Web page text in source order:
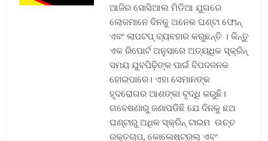
ଆଜିର ସୋସିଆଲ ମିଡିଆ ଯୁଗରେ
ଲୋକମାନେ ଦିନକୁ ଅନେକ ଘଣ୍ଟା ଫୋନ୍
ଏବଂ ଲାପଟପ୍ ବ୍ୟବହାର କରୁଛନ୍ତି । କିନ୍ତୁ
ଏକ ରିପୋର୍ଟ ଅନୁସାରେ ଅତ୍ୟଧିକ ସ୍କ୍ରିନ୍
ସମୟ ଯୁବପିଢ଼ିଙ୍କ ପାଇଁ ବିପଦଜନକ
ହୋଇପାରେ। ଏହା ସେମାନଙ୍କ
ହୃଦରୋଗର ଆଶଙ୍କା ବୃଦ୍ଧି କରୁଛି।
ଗବେଷଣାରୁ ଜଣାପଡିଛି ଯେ ଦିନକୁ ଛଅ
ଘଣ୍ଟାରୁ ଅଧିକ ସ୍କ୍ରିନ୍ ଟାଇମ ଉଚ୍ଚ
ରକ୍ତଚାପ, କୋଲେଷ୍ଟ୍ରଲ୍ ଏବଂ